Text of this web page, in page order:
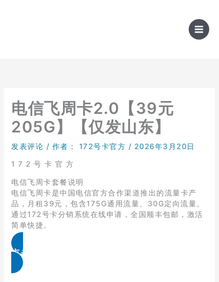
电信飞周卡2.0【39元
205G】【仅发山东】
发表评论 / 作者： 172号卡官方 / 2026年3月20日
1 7 2 号 卡 官 方
电信飞周卡套餐说明
电信飞周卡是中国电信官方合作渠道推出的流量卡产
品，月租39元，包含175G通用流量、30G定向流量。
通过172号卡分销系统在线申请，全国顺丰包邮，激活
简单快捷。
点击免费领取